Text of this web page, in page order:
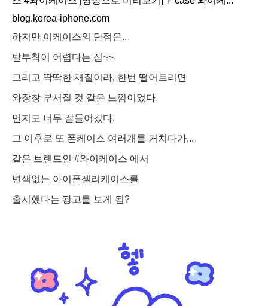
blog.korea-iphone.com
하지만 이케이스의 단점은..
탈부착이 어렵다는 점~~
그리고 딱딱한 재질이라, 한번 떨어트리면
와장창 부서질 것 같은 느낌이었다.
먼지도 너무 잘들어갔다.
그 이후로 또 폰케이스 여러개를 거치다가...
같은 브랜드인 #와이케이스 에서
변색없는 아이폰젤리케이스를
출시했다는 광고를 보게 됨?